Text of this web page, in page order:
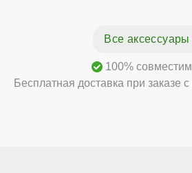
Все аксессуары
100%
Бесплатная доставка при заказе